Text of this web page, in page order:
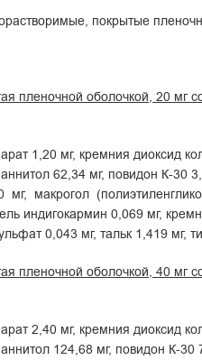
покрытые
пленочной оболочкой, 20 мг
1,20 мг, кремния диоксид
62,34 мг, повидон К-30
мг, макрогол
индигокармин 0,069 мг,
0,043 мг, тальк 1,419 мг,
пленочной оболочкой, 40 мг
2,40 мг, кремния диоксид
124,68 мг, повидон К-30